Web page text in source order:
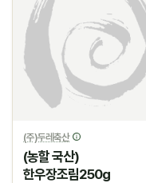
(주)두레축산
(농할 국산)
한우장조림250g